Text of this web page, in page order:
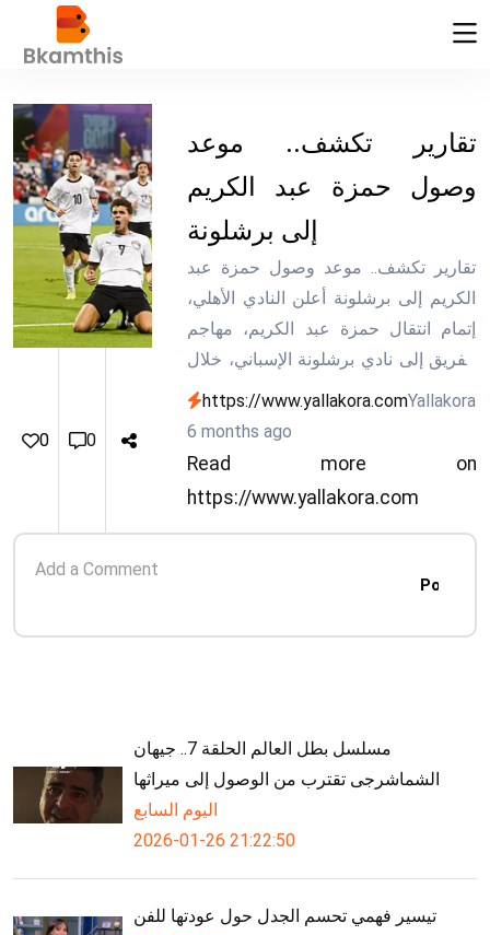
0 0
تقارير تكشف.. موعد
وصول حمزة عبد الكريم
إلى برشلونة
تقارير تكشف.. موعد وصول حمزة عبد
الكريم إلى برشلونة أعلن النادي الأهلي،
إتمام انتقال حمزة عبد الكريم، مهاجم
الفريق إلى نادي برشلونة الإسباني، خلال
https://www.yallakora.comYallakora
6 months ago
Read more on
https://www.yallakora.com
Post
مسلسل بطل العالم الحلقة 7.. جيهان
الشماشرجى تقترب من الوصول إلى ميراثها
اليوم السابع
2026-01-26 21:22:50
تيسير فهمي تحسم الجدل حول عودتها للفن